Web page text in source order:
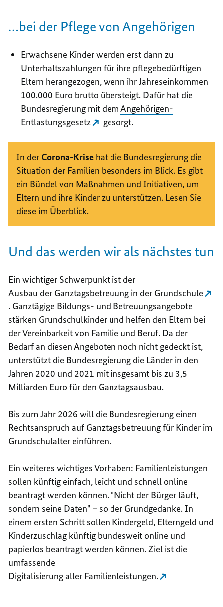
…bei der Pflege von Angehörigen
Erwachsene Kinder werden erst dann zu
Unterhaltszahlungen für ihre pflegebedürftigen
Eltern herangezogen, wenn ihr Jahreseinkommen
100.000 Euro brutto übersteigt. Dafür hat die
Bundesregierung mit demAngehörigen-
Entlastungsgesetz
gesorgt.
In der Corona-Krise hat die Bundesregierung die
Situation der Familien besonders im Blick. Es gibt
ein Bündel von Maßnahmen und Initiativen, um
Eltern und ihre Kinder zu unterstützen. Lesen Sie
diese im Überblick.
Und das werden wir als nächstes tun
Ein wichtiger Schwerpunkt ist der
Ausbau der Ganztagsbetreuung in der Grundschule
. Ganztägige Bildungs- und Betreuungsangebote
stärken Grundschulkinder und helfen den Eltern bei
der Vereinbarkeit von Familie und Beruf. Da der
Bedarf an diesen Angeboten noch nicht gedeckt ist,
unterstützt die Bundesregierung die Länder in den
Jahren 2020 und 2021 mit insgesamt bis zu 3,5
Milliarden Euro für den Ganztagsausbau.
Bis zum Jahr 2026 will die Bundesregierung einen
Rechtsanspruch auf Ganztagsbetreuung für Kinder im
Grundschulalter einführen.
Ein weiteres wichtiges Vorhaben: Familienleistungen
sollen künftig einfach, leicht und schnell online
beantragt werden können. "Nicht der Bürger läuft,
sondern seine Daten" – so der Grundgedanke. In
einem ersten Schritt sollen Kindergeld, Elterngeld und
Kinderzuschlag künftig bundesweit online und
papierlos beantragt werden können. Ziel ist die
umfassende
Digitalisierung aller Familienleistungen.